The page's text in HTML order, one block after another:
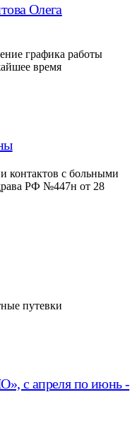
Олега
графика работы
время
контактов с больными
РФ №447н от 28
путевки
с апреля по июнь -